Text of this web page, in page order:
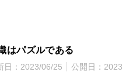
はパズルである
日： 2023/06/25 公開日：